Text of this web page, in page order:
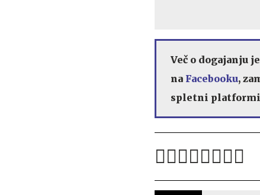
Več o dogajanju
na Facebooku,
spletni platformi